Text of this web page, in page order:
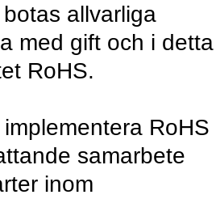
allvarliga
med gift och i detta
RoHS.
RoHS
samarbete
inom